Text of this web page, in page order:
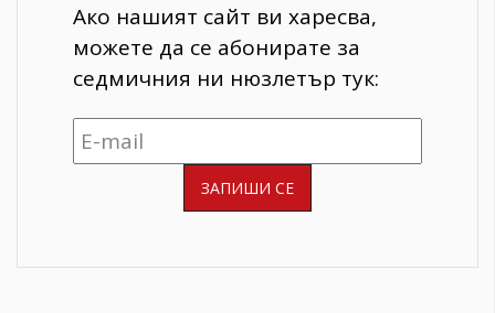
Ако нашият сайт ви харесва,
можете да се абонирате за
седмичния ни нюзлетър тук: